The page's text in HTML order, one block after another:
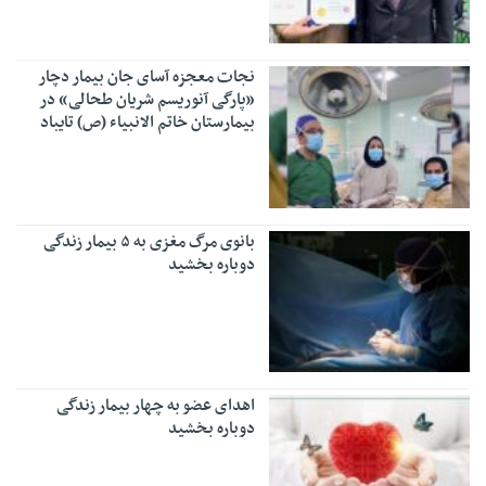
نجات معجزه آسای جان بیمار دچار
«پارگی آنوریسم شریان طحالی» در
بیمارستان خاتم الانبیاء (ص) تایباد
بانوی مرگ مغزی به ۵ بیمار زندگی
دوباره بخشید
اهدای عضو به چهار بیمار زندگی
دوباره بخشید